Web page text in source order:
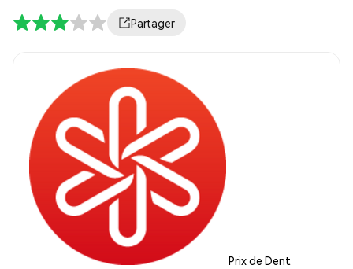
Partager
Prix de Dent